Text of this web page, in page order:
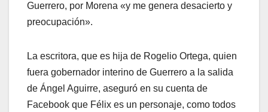
Guerrero, por Morena «y me genera desacierto y
preocupación».
La escritora, que es hija de Rogelio Ortega, quien
fuera gobernador interino de Guerrero a la salida
de Ángel Aguirre, aseguró en su cuenta de
Facebook que Félix es un personaje, como todos